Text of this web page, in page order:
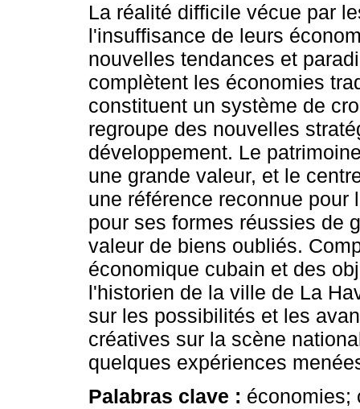
La réalité difficile vécue par
l'insuffisance de leurs
nouvelles tendances et
complètent les économies
constituent un système de
regroupe des nouvelles
développement. Le
une grande valeur, et le
une référence reconnue
pour ses formes réussies de
valeur de biens oubliés.
économique cubain et des
l'historien de la ville de La
sur les possibilités et les
créatives sur la scène
quelques expériences
Palabras clave : économies;